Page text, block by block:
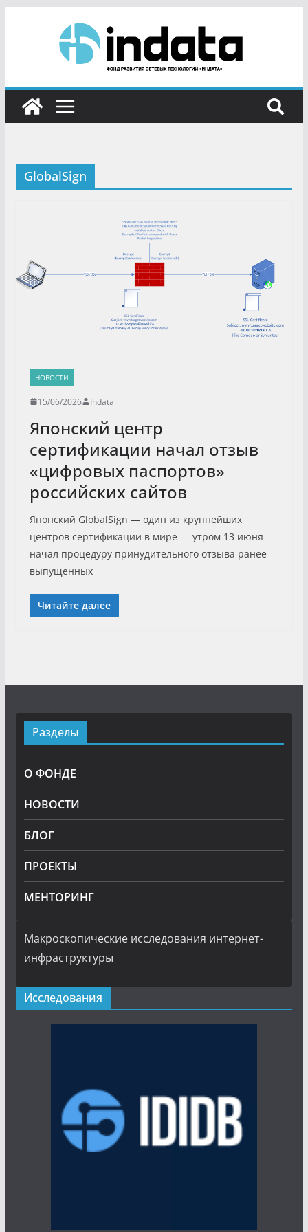
GlobalSign
НОВОСТИ
15/06/2026 Indata
Японский центр
сертификации начал отзыв
«цифровых паспортов»
российских сайтов
Японский GlobalSign — один из крупнейших
центров сертификации в мире — утром 13 июня
начал процедуру принудительного отзыва ранее
выпущенных
Читайте далее
Разделы
О ФОНДЕ
НОВОСТИ
БЛОГ
ПРОЕКТЫ
МЕНТОРИНГ
Макроскопические исследования интернет-
инфраструктуры
Исследования